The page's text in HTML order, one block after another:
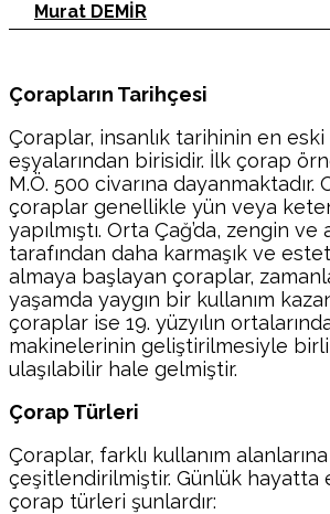
Murat DEMİR
Çorapların Tarihçesi
Çoraplar, insanlık tarihinin en eski
eşyalarından birisidir. İlk çorap
M.Ö. 500 civarına dayanmaktadır.
çoraplar genellikle yün veya
yapılmıştı. Orta Çağ’da, zengin ve
tarafından daha karmaşık ve
almaya başlayan çoraplar,
yaşamda yaygın bir kullanım
çoraplar ise 19. yüzyılın
makinelerinin geliştirilmesiyle
ulaşılabilir hale gelmiştir.
Çorap Türleri
Çoraplar, farklı kullanım
çeşitlendirilmiştir. Günlük hayatta
çorap türleri şunlardır: